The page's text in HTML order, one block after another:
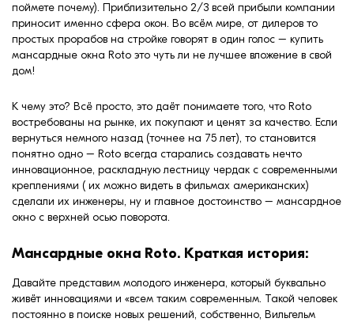
поймете почему). Приблизительно 2/3 всей прибыли компании
приносит именно сфера окон. Во всём мире, от дилеров то
простых прорабов на стройке говорят в один голос – купить
мансардные окна Roto это чуть ли не лучшее вложение в свой
дом!
К чему это? Всё просто, это даёт понимаете того, что Roto
востребованы на рынке, их покупают и ценят за качество. Если
вернуться немного назад (точнее на 75 лет), то становится
понятно одно – Roto всегда старались создавать нечто
инновационное, раскладную лестницу чердак с современными
креплениями ( их можно видеть в фильмах американских)
сделали их инженеры, ну и главное достоинство – мансардное
окно с верхней осью поворота.
Мансардные окна Roto. Краткая история:
Давайте представим молодого инженера, который буквально
живёт инновациями и «всем таким современным. Такой человек
постоянно в поиске новых решений, собственно, Вильгельм